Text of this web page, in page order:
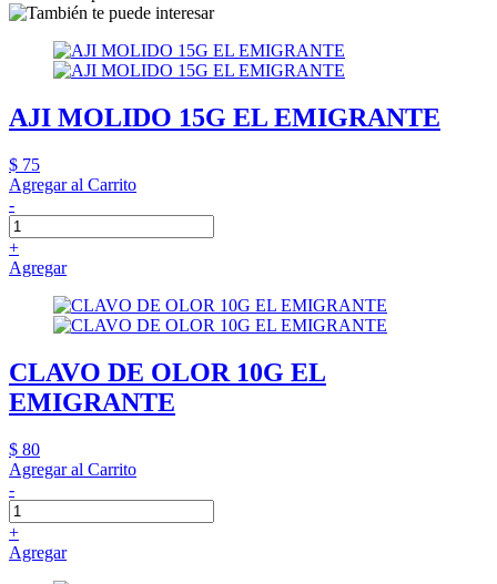
AJI MOLIDO 15G EL EMIGRANTE
$ 75
Agregar al Carrito
-
+
Agregar
CLAVO DE OLOR 10G EL
EMIGRANTE
$ 80
Agregar al Carrito
-
+
Agregar